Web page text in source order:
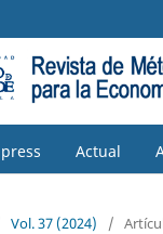
Actual
Vol. 37 (2024) /